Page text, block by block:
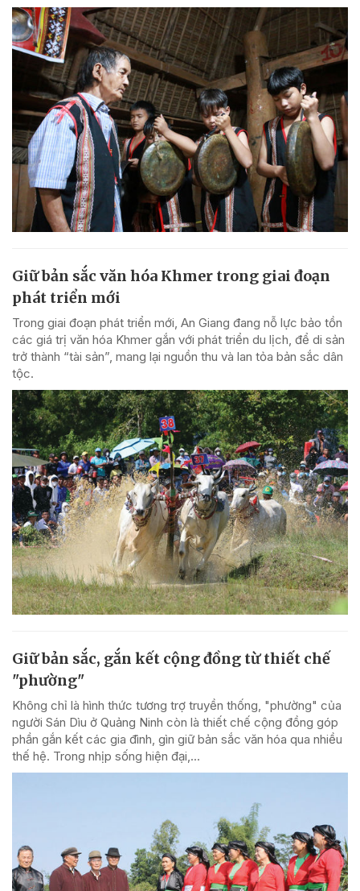
Giữ bản sắc văn hóa Khmer trong giai đoạn
phát triển mới
Trong giai đoạn phát triển mới, An Giang đang nỗ lực bảo tồn
các giá trị văn hóa Khmer gắn với phát triển du lịch, để di sản
trở thành “tài sản”, mang lại nguồn thu và lan tỏa bản sắc dân
tộc.
Giữ bản sắc, gắn kết cộng đồng từ thiết chế
"phường"
Không chỉ là hình thức tương trợ truyền thống, "phường" của
người Sán Dìu ở Quảng Ninh còn là thiết chế cộng đồng góp
phần gắn kết các gia đình, gìn giữ bản sắc văn hóa qua nhiều
thế hệ. Trong nhịp sống hiện đại,...